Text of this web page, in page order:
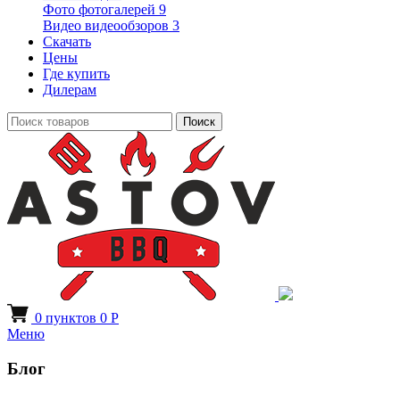
Фото фотогалерей 9
Видео видеообзоров 3
Скачать
Цены
Где купить
Дилерам
Поиск
0 пунктов 0 Р
Меню
Блог